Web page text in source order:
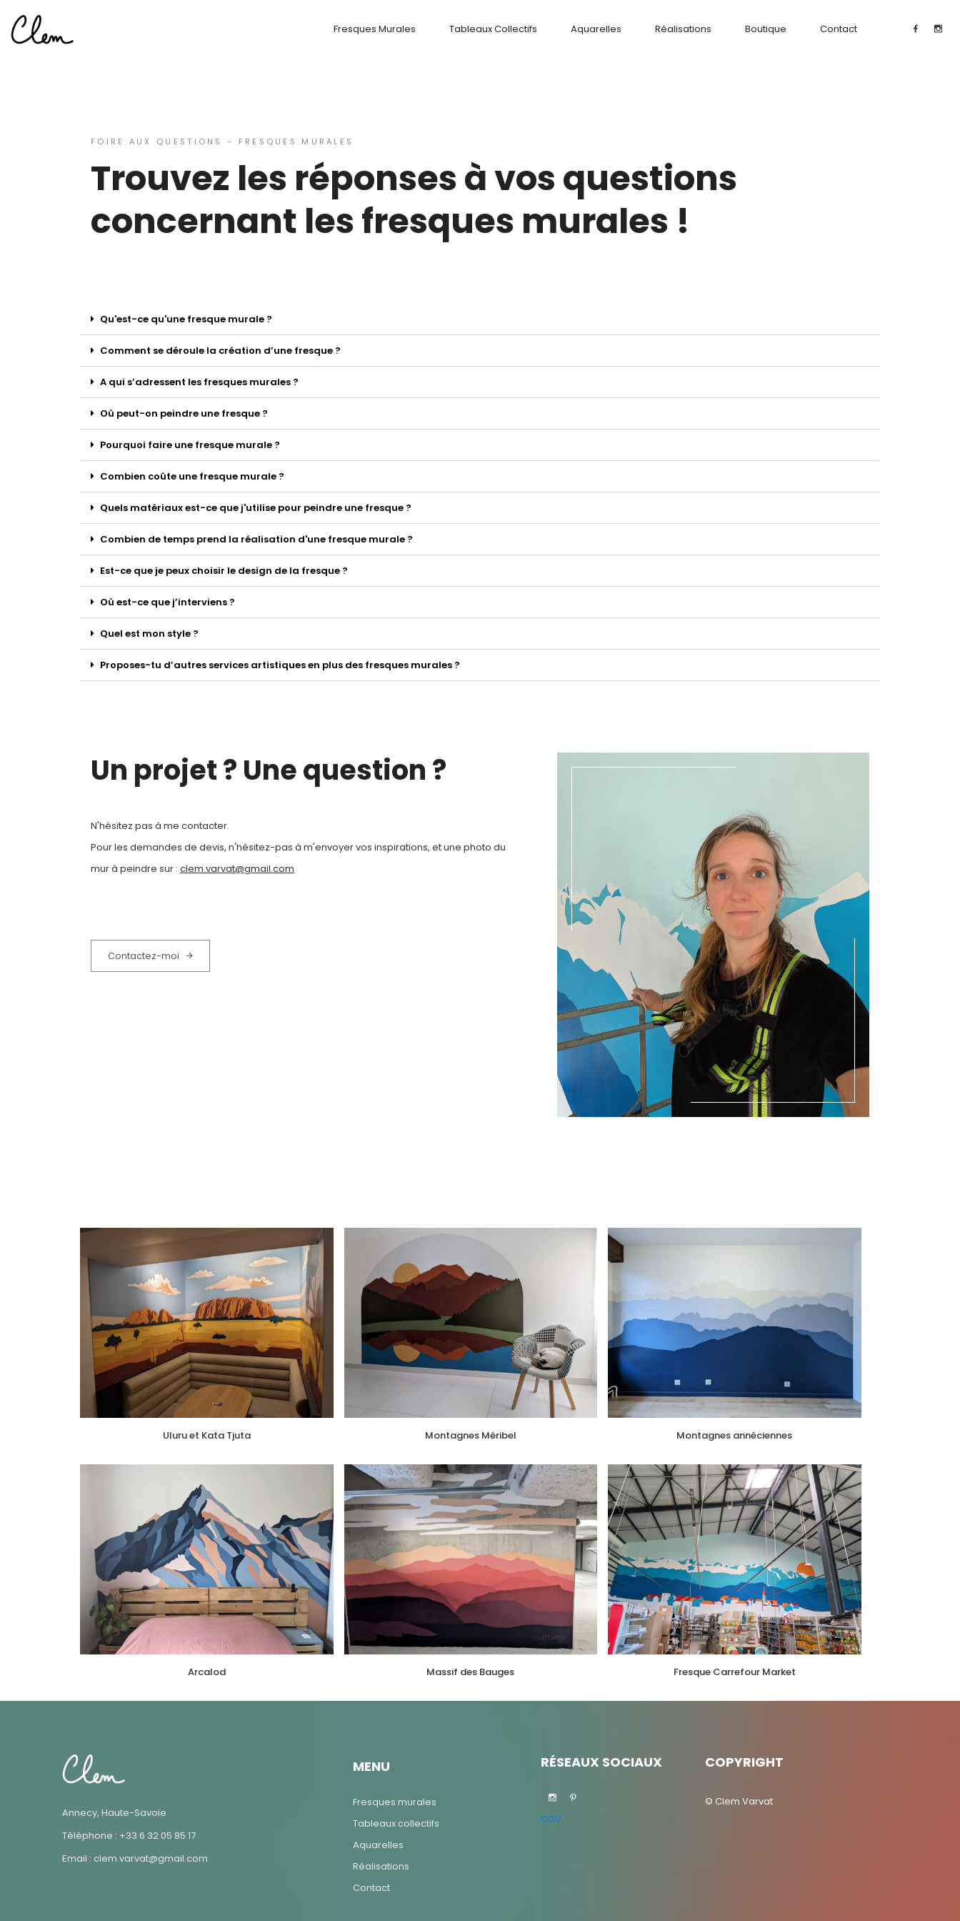
Fresques Murales Tableaux Collectifs Aquarelles Réalisations Boutique Contact
FOIRE AUX QUESTIONS - FRESQUES MURALES
Trouvez les réponses à vos questions
concernant les fresques murales !
Qu'est-ce qu'une fresque murale ?
Comment se déroule la création d’une fresque ?
A qui s’adressent les fresques murales ?
Où peut-on peindre une fresque ?
Pourquoi faire une fresque murale ?
Combien coûte une fresque murale ?
Quels matériaux est-ce que j'utilise pour peindre une fresque ?
Combien de temps prend la réalisation d'une fresque murale ?
Est-ce que je peux choisir le design de la fresque ?
Où est-ce que j’interviens ?
Quel est mon style ?
Proposes-tu d’autres services artistiques en plus des fresques murales ?
Un projet ? Une question ?
N'hésitez pas à me contacter.
Pour les demandes de devis, n'hésitez-pas à m'envoyer vos inspirations, et une photo du
mur à peindre sur : clem.varvat@gmail.com
Contactez-moi
Uluru et Kata Tjuta Montagnes Méribel Montagnes annéciennes
Arcalod Massif des Bauges Fresque Carrefour Market
Annecy, Haute-Savoie
Téléphone : +33 6 32 05 85 17
Email : clem.varvat@gmail.com
MENU
Fresques murales
Tableaux collectifs
Aquarelles
Réalisations
Contact
RÉSEAUX SOCIAUX
CGV
COPYRIGHT
© Clem Varvat